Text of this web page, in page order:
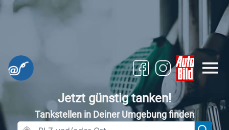
Jetzt günstig tanken!
Tankstellen in Deiner Umgebung finden